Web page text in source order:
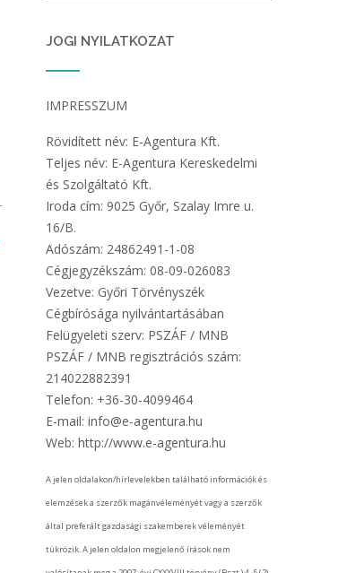
JOGI NYILATKOZAT
IMPRESSZUM
Rövidített név: E-Agentura Kft.
Teljes név: E-Agentura Kereskedelmi
és Szolgáltató Kft.
Iroda cím: 9025 Győr, Szalay Imre u.
16/B.
Adószám: 24862491-1-08
Cégjegyzékszám: 08-09-026083
Vezetve: Győri Törvényszék
Cégbírósága nyilvántartásában
Felügyeleti szerv: PSZÁF / MNB
PSZÁF / MNB regisztrációs szám:
214022882391
Telefon: +36-30-4099464
E-mail: info@e-agentura.hu
Web: http://www.e-agentura.hu
A jelen oldalakon/hírlevelekben található információk és
elemzések a szerzők magánvéleményét vagy a szerzők
által preferált gazdasági szakemberek véleményét
tükrözik. A jelen oldalon megjelenő írások nem